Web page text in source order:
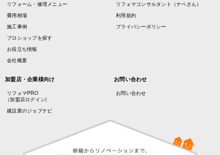
リフォーム・修理メニュー
費用相場
施工事例
プロショップを探す
お役立ち情報
会社概要
リフォマコンサルタント（ナベさん）
利用規約
プライバシーポリシー
加盟店・企業様向け
リフォマPRO
（加盟店ログイン)
建設業のジョブナビ
お問い合わせ
お問い合わせ